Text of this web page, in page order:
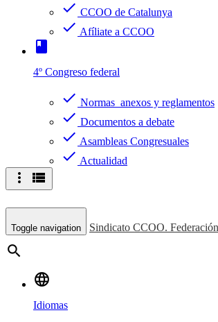
check CCOO de Catalunya
check Afíliate a CCOO
book
4º Congreso federal
check Normas anexos y reglamentos
check Documentos a debate
check Asambleas Congresuales
check Actualidad
more_vert view_list
Toggle navigation Sindicato CCOO.
search
language
Idiomas